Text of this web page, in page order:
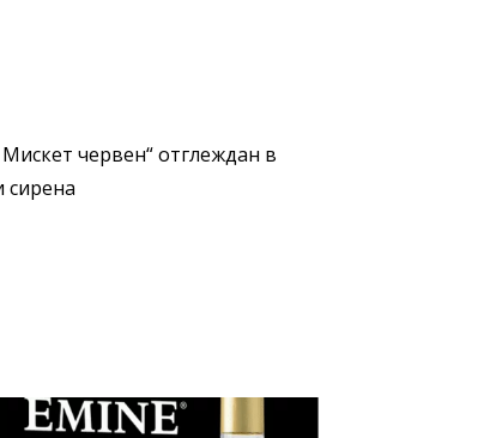
червен“ отглеждан в
сирена